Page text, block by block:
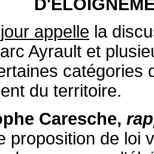
appelle la
Ayrault et
catégories
du territoire.
Caresche,
proposition de loi